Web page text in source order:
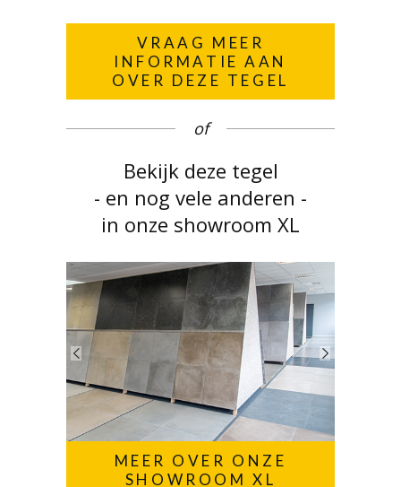
VRAAG MEER
INFORMATIE AAN
OVER DEZE TEGEL
of
Bekijk deze tegel
- en nog vele anderen -
in onze showroom XL
MEER OVER ONZE
SHOWROOM XL